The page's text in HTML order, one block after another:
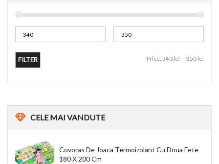
FILTER Price: 340 lei —350 lei
CELEMAI VANDUTE
Covoras De Joaca Termoizolant Cu Doua Fete
180 X 200 Cm